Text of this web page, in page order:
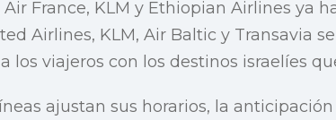
France, KLM y Ethiopian Airlines ya
Airlines, KLM, Air Baltic y Transavia
los viajeros con los destinos israelíes
ajustan sus horarios, la anticipación